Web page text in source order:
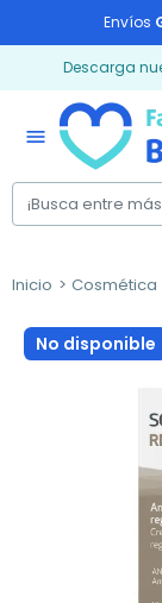
Envíos
Descarga
menu
Inicio Cosmética
No disponible